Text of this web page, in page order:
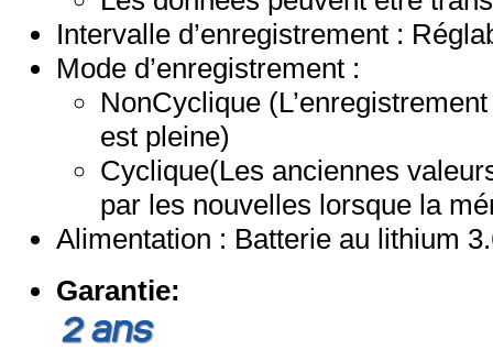
Intervalle d’enregistrement :
Mode d’enregistrement :
NonCyclique
est pleine)
Cyclique(Les anciennes
par les nouvelles lorsque la
Alimentation : Batterie au lithium
Garantie: